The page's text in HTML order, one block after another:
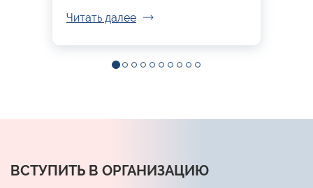
Читать далее
ВСТУПИТЬ В ОРГАНИЗАЦИЮ